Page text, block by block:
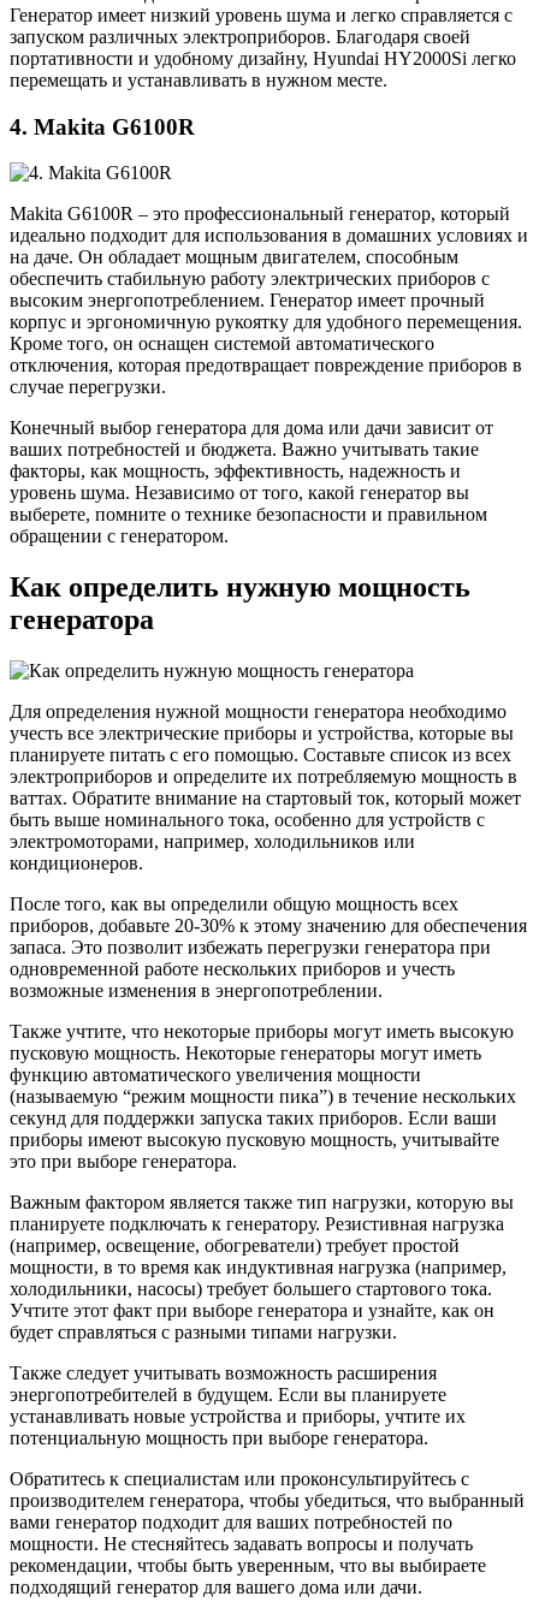
Генератор имеет низкий уровень шума и легко справляется с
запуском различных электроприборов. Благодаря своей
портативности и удобному дизайну, Hyundai HY2000Si легко
перемещать и устанавливать в нужном месте.
4. Makita G6100R
Makita G6100R – это профессиональный генератор, который
идеально подходит для использования в домашних условиях и
на даче. Он обладает мощным двигателем, способным
обеспечить стабильную работу электрических приборов с
высоким энергопотреблением. Генератор имеет прочный
корпус и эргономичную рукоятку для удобного перемещения.
Кроме того, он оснащен системой автоматического
отключения, которая предотвращает повреждение приборов в
случае перегрузки.
Конечный выбор генератора для дома или дачи зависит от
ваших потребностей и бюджета. Важно учитывать такие
факторы, как мощность, эффективность, надежность и
уровень шума. Независимо от того, какой генератор вы
выберете, помните о технике безопасности и правильном
обращении с генератором.
Как определить нужную мощность
генератора
Для определения нужной мощности генератора необходимо
учесть все электрические приборы и устройства, которые вы
планируете питать с его помощью. Составьте список из всех
электроприборов и определите их потребляемую мощность в
ваттах. Обратите внимание на стартовый ток, который может
быть выше номинального тока, особенно для устройств с
электромоторами, например, холодильников или
кондиционеров.
После того, как вы определили общую мощность всех
приборов, добавьте 20-30% к этому значению для обеспечения
запаса. Это позволит избежать перегрузки генератора при
одновременной работе нескольких приборов и учесть
возможные изменения в энергопотреблении.
Также учтите, что некоторые приборы могут иметь высокую
пусковую мощность. Некоторые генераторы могут иметь
функцию автоматического увеличения мощности
(называемую “режим мощности пика”) в течение нескольких
секунд для поддержки запуска таких приборов. Если ваши
приборы имеют высокую пусковую мощность, учитывайте
это при выборе генератора.
Важным фактором является также тип нагрузки, которую вы
планируете подключать к генератору. Резистивная нагрузка
(например, освещение, обогреватели) требует простой
мощности, в то время как индуктивная нагрузка (например,
холодильники, насосы) требует большего стартового тока.
Учтите этот факт при выборе генератора и узнайте, как он
будет справляться с разными типами нагрузки.
Также следует учитывать возможность расширения
энергопотребителей в будущем. Если вы планируете
устанавливать новые устройства и приборы, учтите их
потенциальную мощность при выборе генератора.
Обратитесь к специалистам или проконсультируйтесь с
производителем генератора, чтобы убедиться, что выбранный
вами генератор подходит для ваших потребностей по
мощности. Не стесняйтесь задавать вопросы и получать
рекомендации, чтобы быть уверенным, что вы выбираете
подходящий генератор для вашего дома или дачи.